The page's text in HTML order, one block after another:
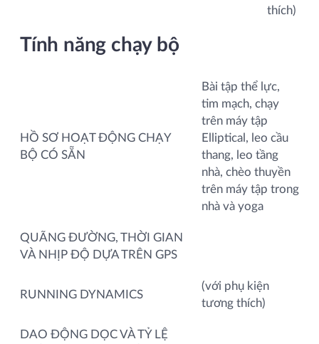
thích)
Tính năng chạy bộ
HỒ SƠ HOẠT ĐỘNG CHẠY
BỘ CÓ SẴN
Bài tập thể lực,
tim mạch, chạy
trên máy tập
Elliptical, leo cầu
thang, leo tầng
nhà, chèo thuyền
trên máy tập trong
nhà và yoga
QUÃNG ĐƯỜNG, THỜI GIAN
VÀ NHỊP ĐỘ DỰA TRÊN GPS
RUNNING DYNAMICS
(với phụ kiện
tương thích)
DAO ĐỘNG DỌC VÀ TỶ LỆ